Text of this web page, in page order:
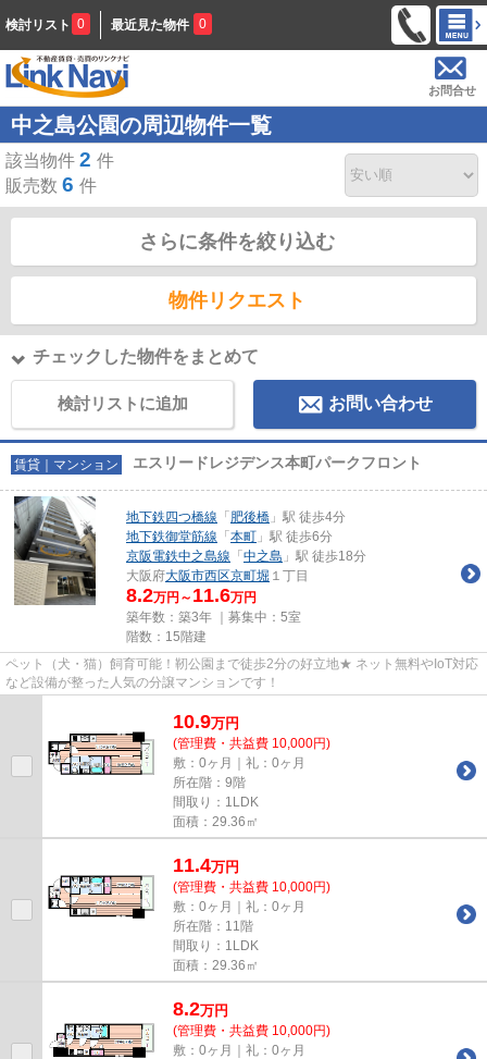
検討リスト 0 最近見た物件 0
お問合せ
中之島公園の周辺物件一覧
該当物件 2 件
販売数 6 件
さらに条件を絞り込む
物件リクエスト
チェックした物件をまとめて
検討リストに追加 お問い合わせ
賃貸｜マンション エスリードレジデンス本町パークフロント
地下鉄四つ橋線 「 肥後橋 」駅 徒歩4分
地下鉄御堂筋線 「 本町 」駅 徒歩6分
京阪電鉄中之島線 「 中之島 」駅 徒歩18分
大阪府大阪市西区京町堀 １丁目
8.2万円～ 11.6万円
築年数：築3年 ｜募集中： 5室
階数：15階建
ペット（犬・猫）飼育可能！靭公園まで徒歩2分の好立地★ ネット無料やIoT対応
など設備が整った人気の分譲マンションです！
10.9万円
(管理費・共益費 10,000円)
敷：0ヶ月｜礼：0ヶ月
所在階：9階
間取り：1LDK
面積：29.36㎡
11.4万円
(管理費・共益費 10,000円)
敷：0ヶ月｜礼：0ヶ月
所在階：11階
間取り：1LDK
面積：29.36㎡
8.2万円
(管理費・共益費 10,000円)
敷：0ヶ月｜礼：0ヶ月